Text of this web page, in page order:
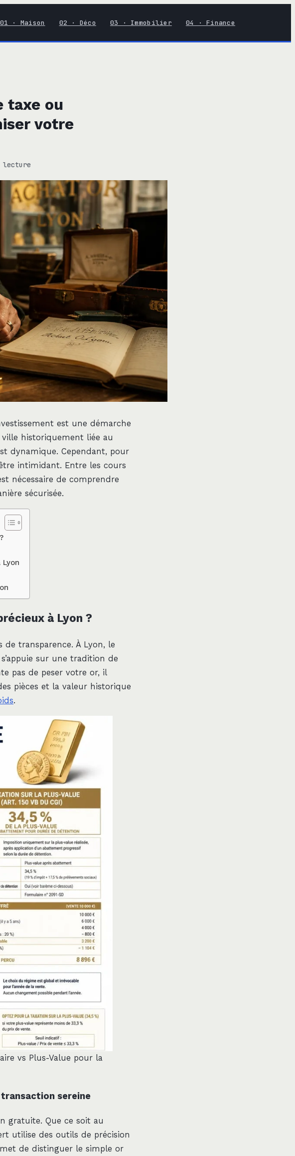
01 · Maison 02 · Déco 03 · Immobilier 04 · Finance
taxe ou
votre
lecture
est une démarche
historiquement liée au
dynamique. Cependant, pour
intimidant. Entre les cours
nécessaire de comprendre
sécurisée.
à Lyon ?
transparence. À Lyon, le
sur une tradition de
pas de peser votre or, il
pièces et la valeur historique
.
vs Plus-Value pour la
sereine
gratuite. Que ce soit au
utilise des outils de précision
de distinguer le simple or